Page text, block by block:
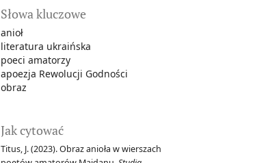
Słowa kluczowe
anioł
literatura ukraińska
poeci amatorzy
apoezja Rewolucji Godności
obraz
Jak cytować
Titus, J. (2023). Obraz anioła w wierszach